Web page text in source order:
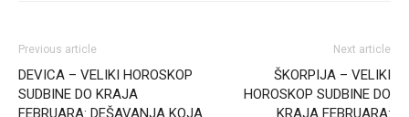
Previous article
DEVICA – VELIKI HOROSKOP
SUDBINE DO KRAJA
FEBRUARA: DEŠAVANJA KOJA
Next article
ŠKORPIJA – VELIKI
HOROSKOP SUDBINE DO
KRAJA FEBRUARA: